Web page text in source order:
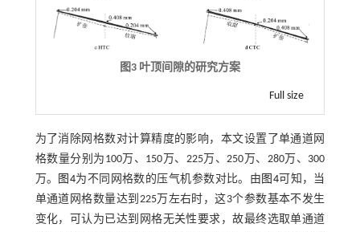
图3 叶顶间隙的研究方案
Full size
为了消除网格数对计算精度的影响，本文设置了单通道网
格数量分别为100万、150万、225万、250万、280万、300
万。
图4为不同网格数的压气机参数对比。由 图4可知，当
单通道网格数量达到225万左右时，这3个参数基本不发生
变化，可认为已达到网格无关性要求，故最终选取单通道